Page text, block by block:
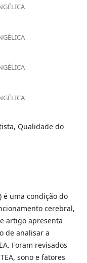
Qualidade do
é uma condição do
cerebral,
artigo apresenta
de analisar a
Foram revisados
sono e fatores